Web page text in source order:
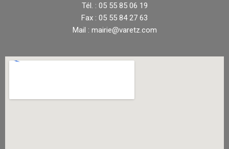
Tél. : 05 55 85 06 19
Fax : 05 55 84 27 63
Mail : mairie@varetz.com